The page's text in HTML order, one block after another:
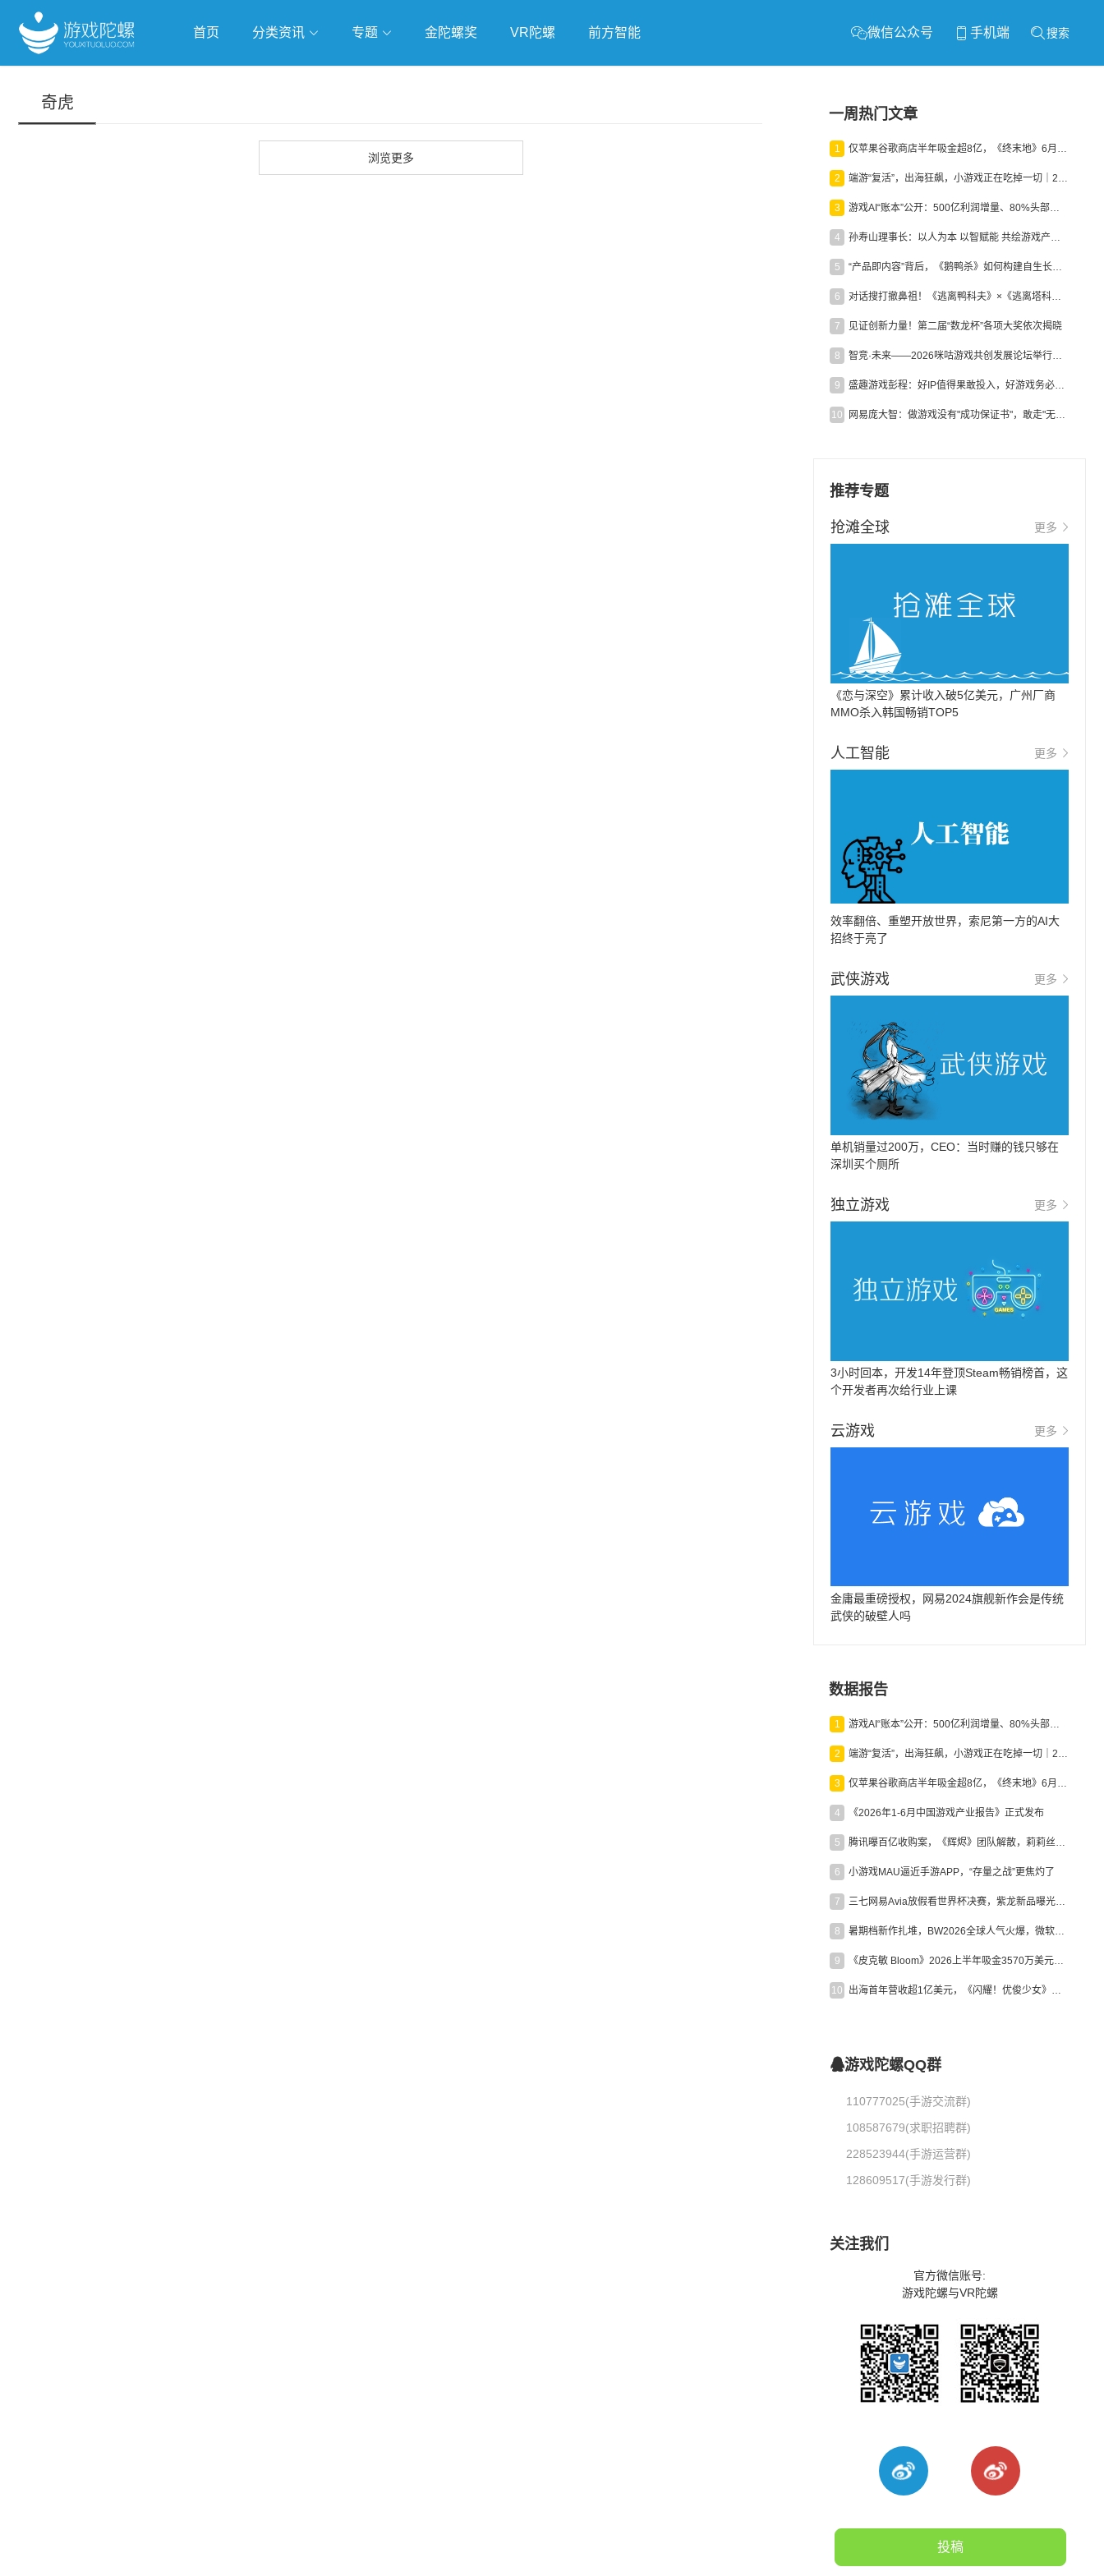
首页 分类资讯 专题 金陀螺奖 VR陀螺 前方智能 微信公众号 手机端 搜索
奇虎
浏览更多
一周热门文章
1 仅苹果谷歌商店半年吸金超8亿，《终末地》6月份收入显著回暖
2 端游“复活”，出海狂飙，小游戏正在吃掉一切｜2026上半年产业报告
3 游戏AI“账本”公开：500亿利润增量、80%头部入局，谁在闷声发财？
4 孙寿山理事长：以人为本 以智赋能 共绘游戏产业高质量发展新图景
5 “产品即内容”背后，《鹅鸭杀》如何构建自生长生态？
6 对话搜打撤鼻祖！《逃离鸭科夫》×《逃离塔科夫》官方线下沙龙落幕
7 见证创新力量！第二届“数龙杯”各项大奖依次揭晓
8 智竞·未来——2026咪咕游戏共创发展论坛举行：聚力精品内容、AI创作与电竞生态，共建高品质益智健康游戏社区
9 盛趣游戏彭程：好IP值得果敢投入，好游戏务必长效经营
10 网易庞大智：做游戏没有"成功保证书"，敢走"无人区"才是真原创
推荐专题
抢滩全球 更多
《恋与深空》累计收入破5亿美元，广州厂商
MMO杀入韩国畅销TOP5
人工智能 更多
效率翻倍、重塑开放世界，索尼第一方的AI大
招终于亮了
武侠游戏 更多
单机销量过200万，CEO：当时赚的钱只够在
深圳买个厕所
独立游戏 更多
3小时回本，开发14年登顶Steam畅销榜首，这
个开发者再次给行业上课
云游戏 更多
金庸最重磅授权，网易2024旗舰新作会是传统
武侠的破壁人吗
数据报告
1 游戏AI“账本”公开：500亿利润增量、80%头部入局，谁在闷声发财？
2 端游“复活”，出海狂飙，小游戏正在吃掉一切｜2026上半年产业报告
3 仅苹果谷歌商店半年吸金超8亿，《终末地》6月份收入显著回暖
4 《2026年1-6月中国游戏产业报告》正式发布
5 腾讯曝百亿收购案，《辉烬》团队解散，莉莉丝新作曝光｜陀螺周报
6 小游戏MAU逼近手游APP，“存量之战”更焦灼了
7 三七网易Avia放假看世界杯决赛，紫龙新品曝光，米哈游新作上线 | 陀螺周报
8 暑期档新作扎堆，BW2026全球人气火爆，微软XBOX大裁员|陀螺周报
9 《皮克敏 Bloom》2026上半年吸金3570万美元，中国台湾成最大市场
10 出海首年营收超1亿美元，《闪耀！优俊少女》美国市场占比达七成
游戏陀螺QQ群
110777025(手游交流群)
108587679(求职招聘群)
228523944(手游运营群)
128609517(手游发行群)
关注我们
官方微信账号:
游戏陀螺与VR陀螺
投稿